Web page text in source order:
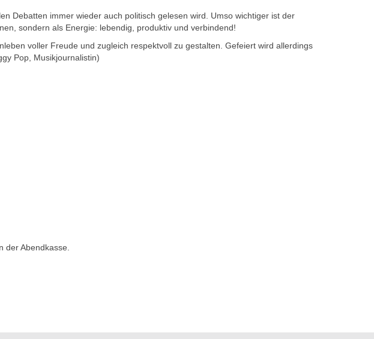
Debatten immer wieder auch politisch gelesen wird. Umso wichtiger ist der
sondern als Energie: lebendig, produktiv und verbindend!
voller Freude und zugleich respektvoll zu gestalten. Gefeiert wird allerdings
Pop, Musikjournalistin)
der Abendkasse.